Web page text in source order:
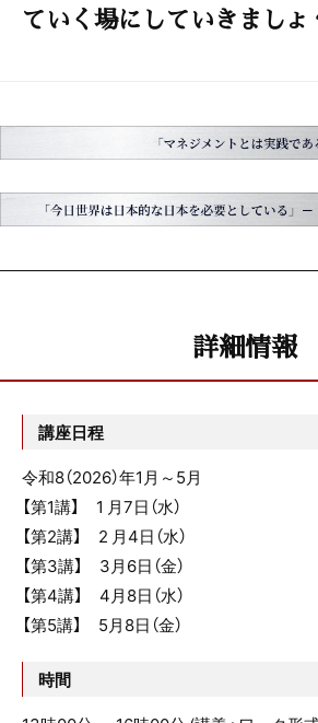
ていく場にしていきましょ
詳細情報
講座日程
令和8（2026）年1月～5月
【第1講】 1 月7日（水）
【第2講】 2 月4日（水）
【第3講】 3月6日（金）
【第4講】 4月8日（水）
【第5講】 5月8日（金）
時間